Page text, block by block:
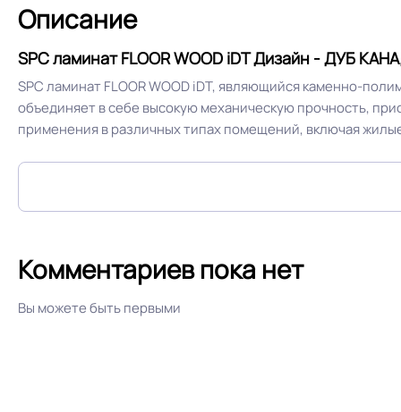
Описание
SPC ламинат FLOOR WOOD iDT Дизайн - ДУБ
SPC ламинат FLOOR WOOD iDT, являющийся каменно-
объединяет в себе высокую механическую прочность,
применения в различных типах помещений, включая
Комментариев пока нет
Вы можете быть первыми